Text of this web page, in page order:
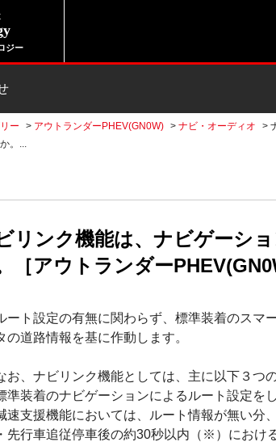
ジー
ー > アウトランダーPHEV(GN0W) > ナビ・オーディオ >
。...
リンク機能は、ナビゲーシ
［アウトランダー
ート設定の有無に関わらず、標準装着のスマ
の道路情報を基に作動します。
お、ナビリンク機能としては、主に以下３つ
準装着のナビゲーションによるルート設定を
速支援機能においては、ルート情報が無い分
・先行車追従停車後の約30秒以内（※）におけ